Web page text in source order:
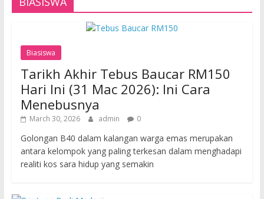
Biasiswa
Tarikh Akhir Tebus Baucar RM150
Hari Ini (31 Mac 2026): Ini Cara
Menebusnya
March 30, 2026 admin 0
Golongan B40 dalam kalangan warga emas merupakan
antara kelompok yang paling terkesan dalam menghadapi
realiti kos sara hidup yang semakin